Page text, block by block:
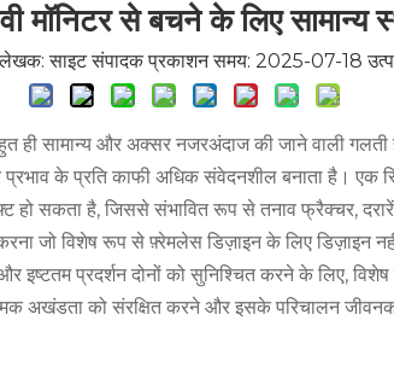
पीसी मॉनिटर
वाणिज्यिक विज्ञापन प्रदर्शन
कंपनी अवलोकन आवेदन
मॉनिटर से बचने के लिए सामान्य
साइट संपादक प्रकाशन समय: 2025-07-18
सामान्य और अक्सर नजरअंदाज की जाने वाली
के प्रति काफी अधिक संवेदनशील बनाता है।
सकता है, जिससे संभावित रूप से तनाव फ्रैक्चर,
जो विशेष रूप से फ़्रेमलेस डिज़ाइन के लिए डिज़ाइन
प्रदर्शन दोनों को सुनिश्चित करने के लिए,
अखंडता को संरक्षित करने और इसके परिचालन